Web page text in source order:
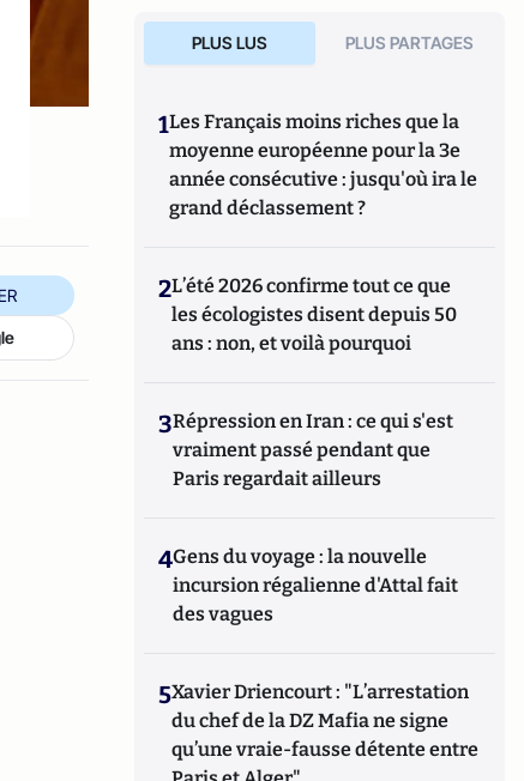
PLUS LUS PLUS PARTAGES
1Les Français moins riches que la
moyenne européenne pour la 3e
année consécutive : jusqu'où ira le
grand déclassement ?
2L’été 2026 confirme tout ce que
les écologistes disent depuis 50
ans : non, et voilà pourquoi
3Répression en Iran : ce qui s'est
vraiment passé pendant que
Paris regardait ailleurs
4Gens du voyage : la nouvelle
incursion régalienne d'Attal fait
des vagues
5Xavier Driencourt : "L’arrestation
du chef de la DZ Mafia ne signe
qu’une vraie-fausse détente entre